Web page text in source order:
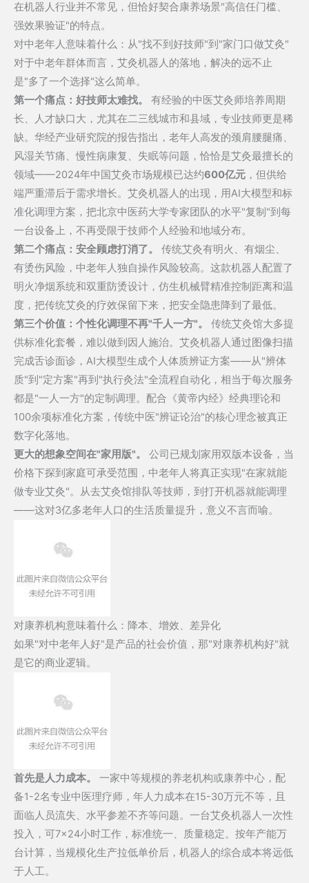
在机器人行业并不常见，但恰好契合康养场景"高信任门槛、
强效果验证"的特点。
对中老年人意味着什么：从"找不到好技师"到"家门口做艾灸"
对于中老年群体而言，艾灸机器人的落地，解决的远不止
是"多了一个选择"这么简单。
第一个痛点：好技师太难找。
有经验的中医艾灸师培养周期
长、人才缺口大，尤其在二三线城市和县域，专业技师更是稀
缺。华经产业研究院的报告指出，老年人高发的颈肩腰腿痛、
风湿关节痛、慢性病康复、失眠等问题，恰恰是艾灸最擅长的
领域——2024年中国艾灸市场规模已达约600亿元 ，但供给
端严重滞后于需求增长。艾灸机器人的出现，用AI大模型和标
准化调理方案，把北京中医药大学专家团队的水平"复制"到每
一台设备上，不再受限于技师个人经验和地域分布。
第二个痛点：安全顾虑打消了。
传统艾灸有明火、有烟尘、
有烫伤风险，中老年人独自操作风险较高。这款机器人配置了
明火净烟系统和双重防烫设计，仿生机械臂精准控制距离和温
度，把传统艾灸的疗效保留下来，把安全隐患降到了最低。
第三个价值：个性化调理不再"千人一方"。
传统艾灸馆大多提
供标准化套餐，难以做到因人施治。艾灸机器人通过图像扫描
完成舌诊面诊，AI大模型生成个人体质辨证方案——从"辨体
质"到"定方案"再到"执行灸法"全流程自动化，相当于每次服务
都是"一人一方"的定制调理。配合《黄帝内经》经典理论和
100余项标准化方案，传统中医"辨证论治"的核心理念被真正
数字化落地。
更大的想象空间在"家用版"。
公司已规划家用双版本设备，当
价格下探到家庭可承受范围，中老年人将真正实现"在家就能
做专业艾灸"。从去艾灸馆排队等技师，到打开机器就能调理
——这对3亿多老年人口的生活质量提升，意义不言而喻。
对康养机构意味着什么：降本、增效、差异化
如果"对中老年人好"是产品的社会价值，那"对康养机构好"就
是它的商业逻辑。
首先是人力成本。
一家中等规模的养老机构或康养中心，配
备1-2名专业中医理疗师，年人力成本在15-30万元不等，且
面临人员流失、水平参差不齐等问题。一台艾灸机器人一次性
投入，可7×24小时工作，标准统一、质量稳定。按年产能万
台计算，当规模化生产拉低单价后，机器人的综合成本将远低
于人工。